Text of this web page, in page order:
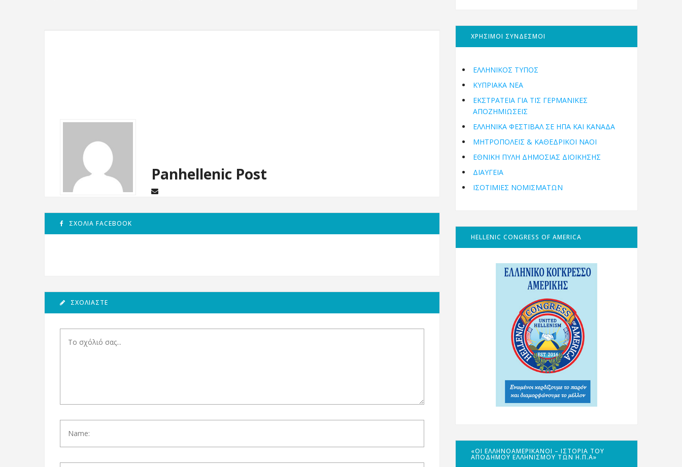
Panhellenic Post
ΣΧΌΛΙΑ FACEBOOK
ΣΧΟΛΙΆΣΤΕ
ΧΡΗΣΙΜΟΙ ΣΥΝΔΕΣΜΟΙ
ΕΛΛΗΝΙΚΟΣ ΤΥΠΟΣ
ΚΥΠΡΙΑΚΑ ΝΕΑ
ΕΚΣΤΡΑΤΕΙΑ ΓΙΑ ΤΙΣ ΓΕΡΜΑΝΙΚΕΣ
ΑΠΟΖΗΜΙΩΣΕΙΣ
ΕΛΛΗΝΙΚΆ ΦΕΣΤΙΒΆΛ ΣΕ ΗΠΑ ΚΑΙ ΚΑΝΑΔΑ
ΜΗΤΡΟΠΌΛΕΙΣ & ΚΑΘΕΔΡΙΚΟΊ ΝΑΟΊ
ΕΘΝΙΚΉ ΠΎΛΗ ΔΗΜΌΣΙΑΣ ΔΙΟΊΚΗΣΗΣ
ΔΙΑΥΓΕΙΑ
ΙΣΟΤΙΜΙΕΣ ΝΟΜΙΣΜΑΤΩΝ
HELLENIC CONGRESS OF AMERICA
«ΟΙ ΕΛΛΗΝΟΑΜΕΡΙΚΑΝΟΊ – ΙΣΤΟΡΊΑ ΤΟΥ
ΑΠΌΔΗΜΟΥ ΕΛΛΗΝΙΣΜΟΎ ΤΩΝ Η.Π.Α»